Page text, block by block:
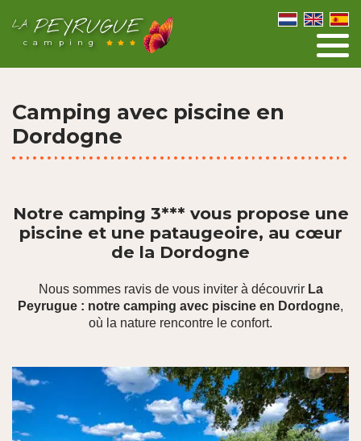
LAPEYRUGUE
camping
Camping avec piscine en
Dordogne
Notre camping 3*** vous propose une
piscine et une pataugeoire, au cœur
de la Dordogne
Nous sommes ravis de vous inviter à découvrir La
Peyrugue : notre camping avec piscine en Dordogne,
où la nature rencontre le confort.